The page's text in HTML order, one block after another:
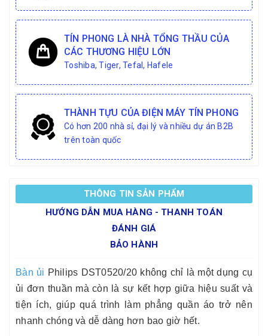
TÍN PHONG LÀ NHÀ TỔNG THẦU CỦA
CÁC THƯƠNG HIỆU LỚN
Toshiba, Tiger, Tefal, Hafele
THÀNH TỰU CỦA ĐIỆN MÁY TÍN PHONG
Có hơn 200 nhà sỉ, đại lý và nhiều dự án B2B
trên toàn quốc
THÔNG TIN SẢN PHẨM
HƯỚNG DẪN MUA HÀNG - THANH TOÁN
ĐÁNH GIÁ
BẢO HÀNH
Bàn ủi Philips DST0520/20 không chỉ là một dụng cụ
ủi đơn thuần mà còn là sự kết hợp giữa hiệu suất và
tiện ích, giúp quá trình làm phẳng quần áo trở nên
nhanh chóng và dễ dàng hơn bao giờ hết.